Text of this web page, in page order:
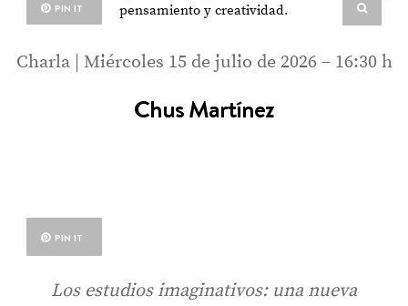
PIN IT
Charla | Miércoles 15 de julio de 2026 – 16:30 h
Chus Martínez
PIN IT
Los estudios imaginativos: una nueva